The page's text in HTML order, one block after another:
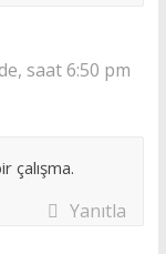
saat 6:50 pm
çalışma.
Yanıtla